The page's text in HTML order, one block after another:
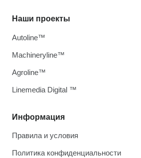
Информация
Правила и условия
Политика конфиденциальности
Наши проекты
Autoline™
Machineryline™
Agroline™
Linemedia Digital ™